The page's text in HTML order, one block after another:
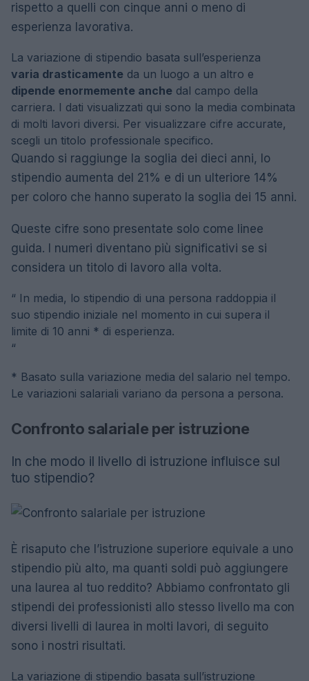
rispetto a quelli con cinque anni o meno di
esperienza lavorativa.
La variazione di stipendio basata sull’esperienza
varia drasticamente da un luogo a un altro e
dipende enormemente anche dal campo della
carriera. I dati visualizzati qui sono la media combinata
di molti lavori diversi. Per visualizzare cifre accurate,
scegli un titolo professionale specifico.
Quando si raggiunge la soglia dei dieci anni, lo
stipendio aumenta del 21% e di un ulteriore 14%
per coloro che hanno superato la soglia dei 15 anni.
Queste cifre sono presentate solo come linee
guida. I numeri diventano più significativi se si
considera un titolo di lavoro alla volta.
“ In media, lo stipendio di una persona raddoppia il
suo stipendio iniziale nel momento in cui supera il
limite di 10 anni * di esperienza.
“
* Basato sulla variazione media del salario nel tempo.
Le variazioni salariali variano da persona a persona.
Confronto salariale per istruzione
In che modo il livello di istruzione influisce sul
tuo stipendio?
È risaputo che l’istruzione superiore equivale a uno
stipendio più alto, ma quanti soldi può aggiungere
una laurea al tuo reddito? Abbiamo confrontato gli
stipendi dei professionisti allo stesso livello ma con
diversi livelli di laurea in molti lavori, di seguito
sono i nostri risultati.
La variazione di stipendio basata sull’istruzione